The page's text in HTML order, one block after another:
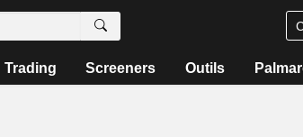
Trading Screeners Outils